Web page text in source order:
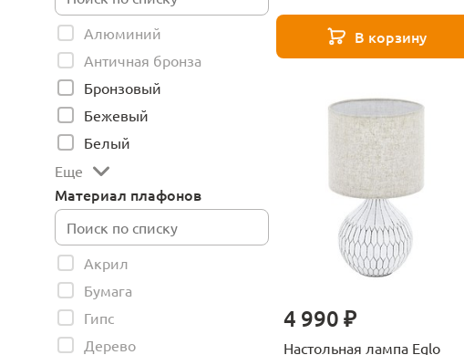
Алюминий
Античная бронза
Бронзовый
Бежевый
Белый
Еще
Материал плафонов
Акрил
Бумага
Гипс
Дерево
В корзину
4 990 ₽
Настольная лампа Eglo